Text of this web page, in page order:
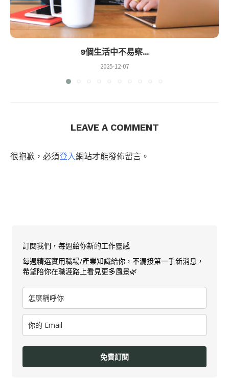
9個生活中不易察...
2025-12-07
LEAVE A COMMENT
很抱歉，必須登入網站才能發佈留言。
訂閱我們，每週給你新的工作靈感
每週精選實用職場/產業知識給你，不漏接第一手新消息，
希望陪你在職涯路上看見更多風景🌿
免費訂閱